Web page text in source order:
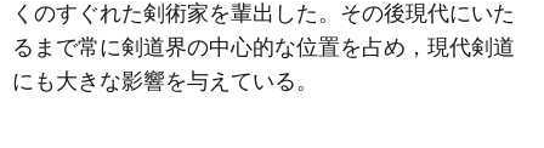
くのすぐれた剣術家を輩出した。その後現代にいた
るまで常に剣道界の中心的な位置を占め，現代剣道
にも大きな影響を与えている。